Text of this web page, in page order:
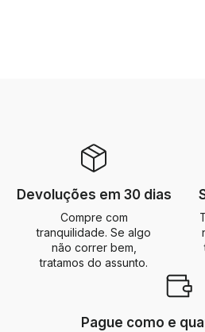
Devoluções em 30 dias
Compre com
tranquilidade. Se algo
não correr bem,
tratamos do assunto.
Pague como e